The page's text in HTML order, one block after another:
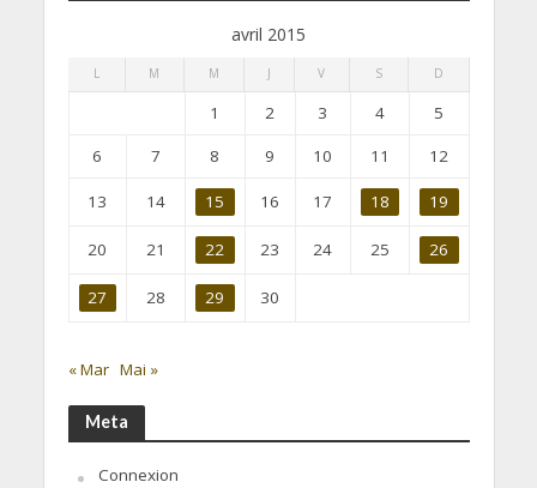
avril 2015
L M M J V S D
1 2 3 4
5
6
7 8 9 10 11 12
13 14 15 16 17 18 19
20 21 22 23 24 25 26
27 28 29 30
« Mar Mai »
Meta
Connexion